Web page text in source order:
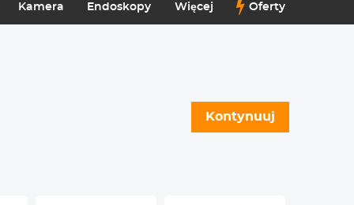
Kamera Endoskopy Więcej Oferty
Kontynuuj